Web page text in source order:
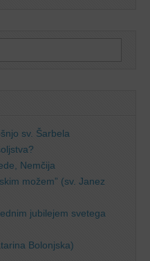
sv. Šarbela
Nemčija
možem” (sv. Janez
jubilejem svetega
Bolonjska)